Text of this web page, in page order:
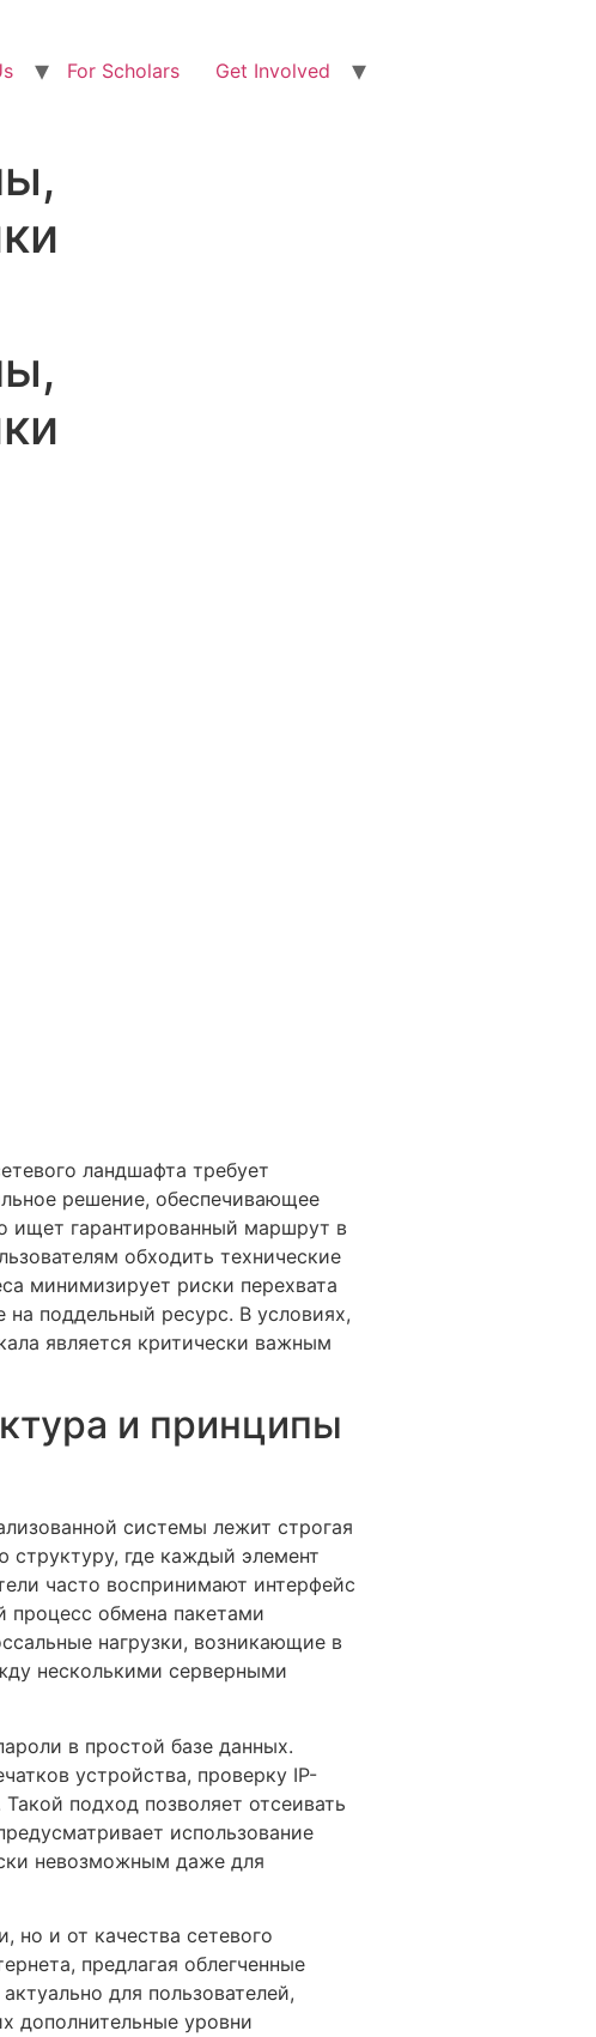
For Scholars Get Involved
ландшафта требует
решение, обеспечивающее
ищет гарантированный маршрут в
обходить технические
минимизирует риски перехвата
поддельный ресурс. В условиях,
является критически важным
и принципы
системы лежит строгая
структуру, где каждый элемент
часто воспринимают интерфейс
процесс обмена пакетами
нагрузки, возникающие в
несколькими серверными
в простой базе данных.
устройства, проверку IP-
подход позволяет отсеивать
использование
невозможным даже для
но и от качества сетевого
предлагая облегченные
для пользователей,
дополнительные уровни